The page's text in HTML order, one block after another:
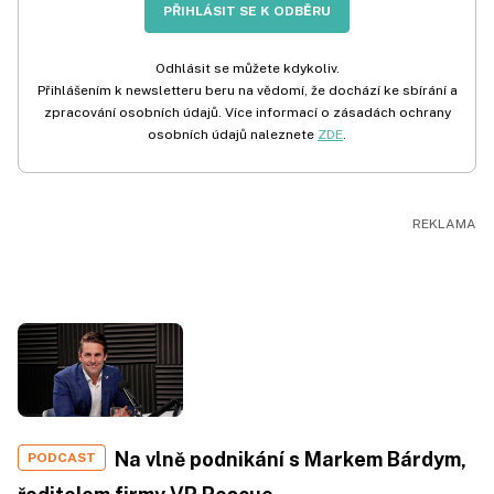
PŘIHLÁSIT SE K ODBĚRU
Odhlásit se můžete kdykoliv.
Přihlášením k newsletteru beru na vědomí, že dochází ke sbírání a
zpracování osobních údajů. Více informací o zásadách ochrany
osobních údajů naleznete ZDE.
PODCAST
Na vlně podnikání s Markem Bárdym,